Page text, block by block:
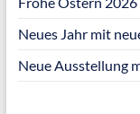
Neues Jahr mit
Neue Ausstellung